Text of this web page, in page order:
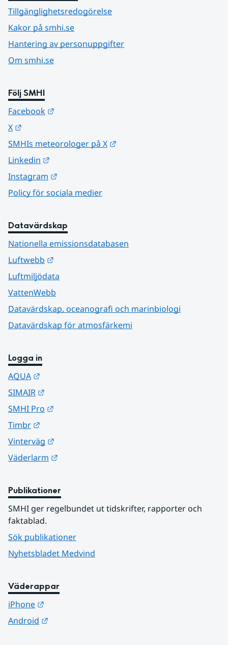
Tillgänglighetsredogörelse
Kakor på smhi.se
Hantering av personuppgifter
Om smhi.se
Följ SMHI
Facebook
X
SMHIs meteorologer på X
Linkedin
Instagram
Policy för sociala medier
Datavärdskap
Nationella emissionsdatabasen
Luftwebb
Luftmiljödata
VattenWebb
Datavärdskap, oceanografi och marinbiologi
Datavärdskap för atmosfärkemi
Logga in
AQUA
SIMAIR
SMHI Pro
Timbr
Vinterväg
Väderlarm
Publikationer
SMHI ger regelbundet ut tidskrifter, rapporter och
faktablad.
Sök publikationer
Nyhetsbladet Medvind
Väderappar
iPhone
Android